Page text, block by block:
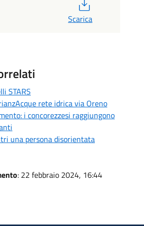
Scarica
STARS
rete idrica via Oreno
i concorezzesi raggiungono
una persona disorientata
: 22 febbraio 2024, 16:44